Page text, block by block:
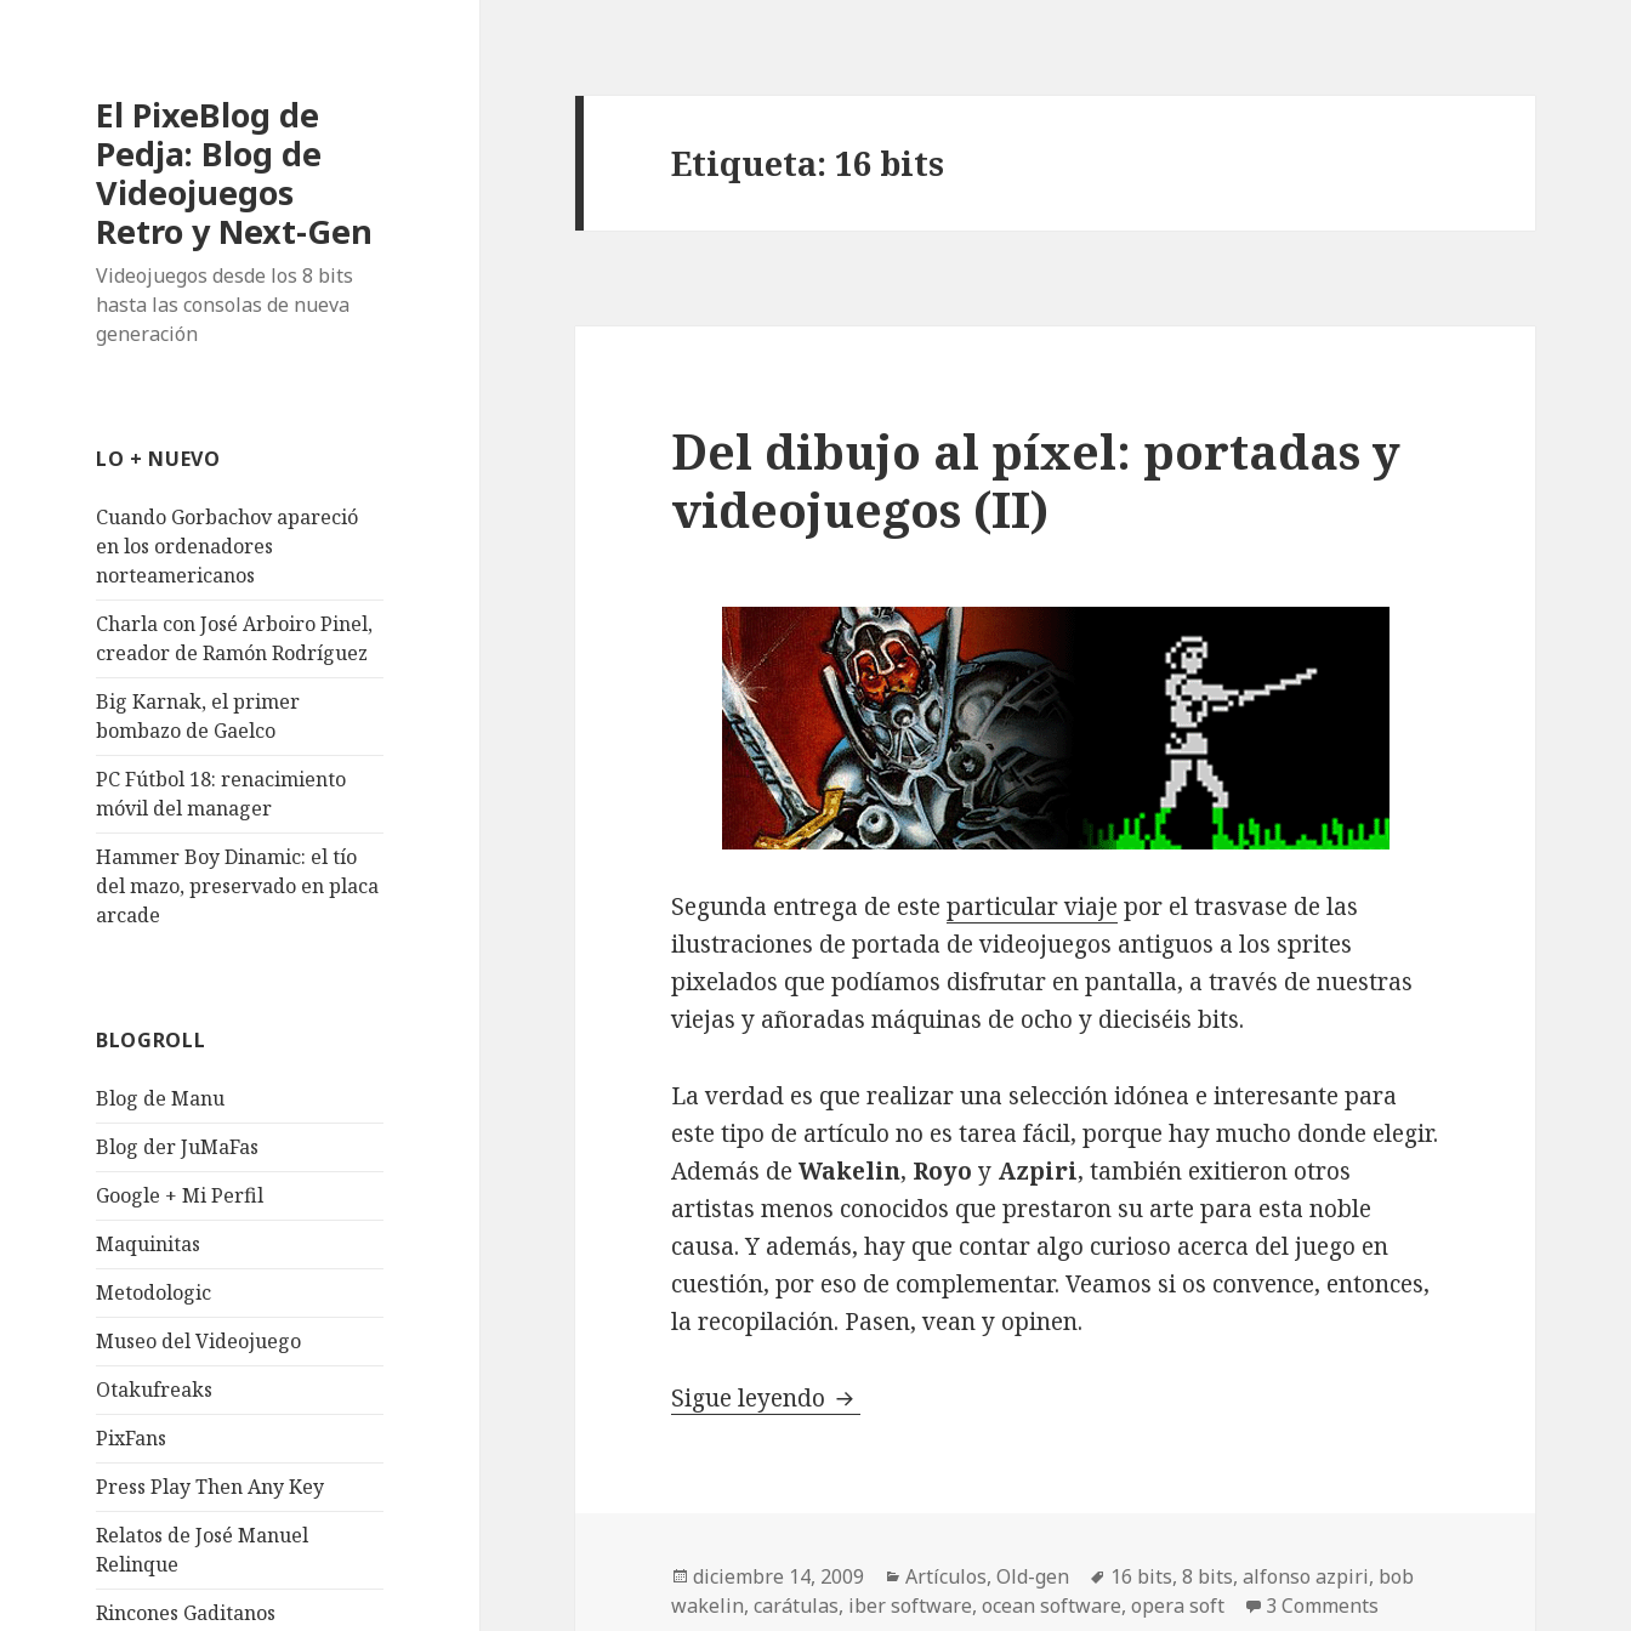
El PixeBlog de
Pedja: Blog de
Videojuegos
Retro y Next-Gen
Videojuegos desde los 8 bits
hasta las consolas de nueva
generación
LO + NUEVO
Cuando Gorbachov apareció
en los ordenadores
norteamericanos
Charla con José Arboiro Pinel,
creador de Ramón Rodríguez
Big Karnak, el primer
bombazo de Gaelco
PC Fútbol 18: renacimiento
móvil del manager
Hammer Boy Dinamic: el tío
del mazo, preservado en placa
arcade
BLOGROLL
Blog de Manu
Blog der JuMaFas
Google + Mi Perfil
Maquinitas
Metodologic
Museo del Videojuego
Otakufreaks
PixFans
Press Play Then Any Key
Relatos de José Manuel
Relinque
Rincones Gaditanos
Etiqueta: 16 bits
Del dibujo al píxel: portadas y
videojuegos (II)
Segunda entrega de esteparticular viaje por el trasvase de las
ilustraciones de portada de videojuegos antiguos a los sprites
pixelados que podíamos disfrutar en pantalla, a través de nuestras
viejas y añoradas máquinas de ocho y dieciséis bits.
La verdad es que realizar una selección idónea e interesante para
este tipo de artículo no es tarea fácil, porque hay mucho donde elegir.
Además deWakelin, Royo y Azpiri, también exitieron otros
artistas menos conocidos que prestaron su arte para esta noble
causa. Y además, hay que contar algo curioso acerca del juego en
cuestión, por eso de complementar. Veamos si os convence, entonces,
la recopilación. Pasen, vean y opinen.
Sigue leyendo Del dibujo al píxel: portadas y videojuegos (II)
Publicado
el
diciembre 14, 2009 Categorías
Artículos,Old-gen Etiquetas
16 bits,8 bits,alfonso azpiri, bob
wakelin,carátulas, iber software,ocean software,opera soft 3 Comments